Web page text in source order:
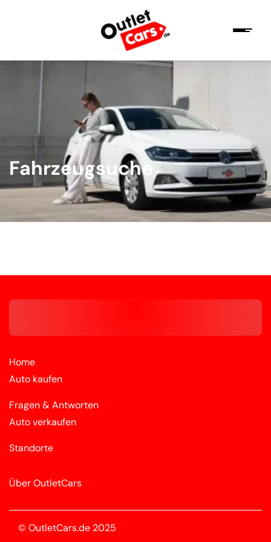
Fahrzeugsuche
Home
Auto kaufen
Fragen & Antworten
Auto verkaufen
Standorte
Über OutletCars
© OutletCars.de 2025